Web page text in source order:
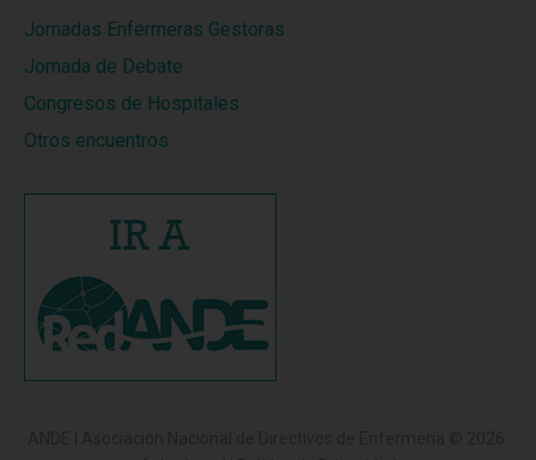
Jornadas Enfermeras Gestoras
Jornada de Debate
Congresos de Hospitales
Otros encuentros